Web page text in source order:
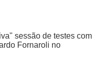
sessão de testes com
Fornaroli no